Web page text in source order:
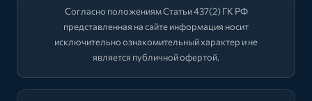
Согласно положениям Статьи 437(2) ГК РФ
представленная на сайте информация носит
исключительно ознакомительный характер и не
является публичной офертой.